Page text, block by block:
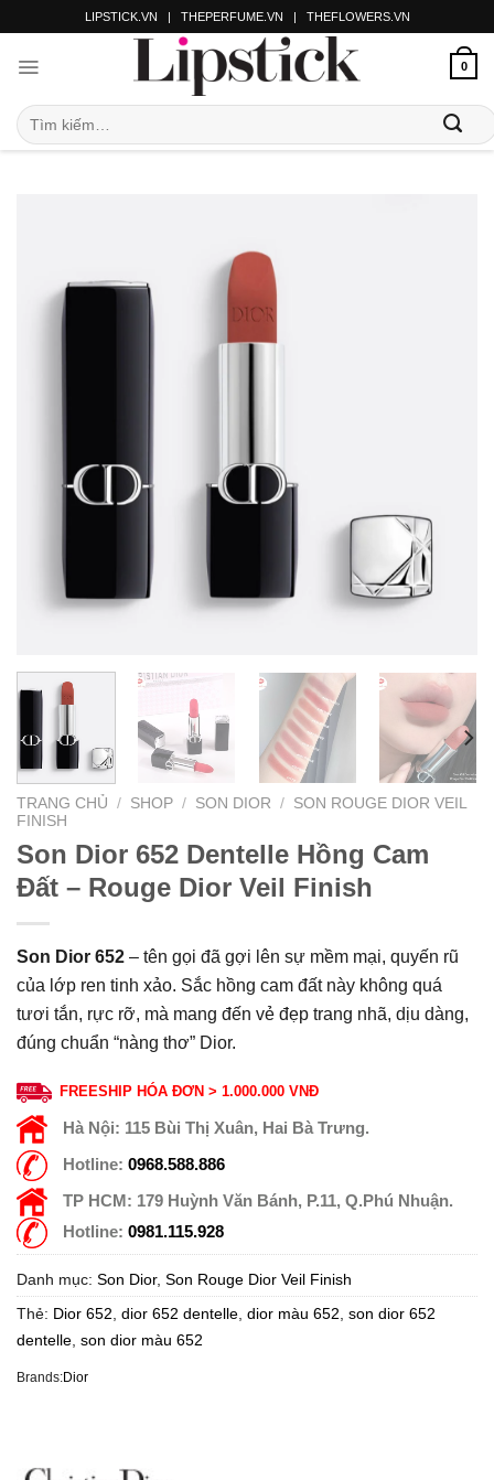
LIPSTICK.VN | THEPERFUME.VN | THEFLOWERS.VN
0
TRANG CHỦ / SHOP / SON DIOR / SON ROUGE DIOR VEIL
FINISH
Son Dior 652 Dentelle Hồng Cam
Đất – Rouge Dior Veil Finish
Son Dior 652 – tên gọi đã gợi lên sự mềm mại, quyến rũ
của lớp ren tinh xảo. Sắc hồng cam đất này không quá
tươi tắn, rực rỡ, mà mang đến vẻ đẹp trang nhã, dịu dàng,
đúng chuẩn “nàng thơ” Dior.
FREESHIP HÓA ĐƠN > 1.000.000 VNĐ
Hà Nội: 115 Bùi Thị Xuân, Hai Bà Trưng.
Hotline: 0968.588.886
TP HCM: 179 Huỳnh Văn Bánh, P.11, Q.Phú Nhuận.
Hotline: 0981.115.928
Danh mục: Son Dior, Son Rouge Dior Veil Finish
Thẻ: Dior 652, dior 652 dentelle, dior màu 652, son dior 652
dentelle, son dior màu 652
Brands:Dior